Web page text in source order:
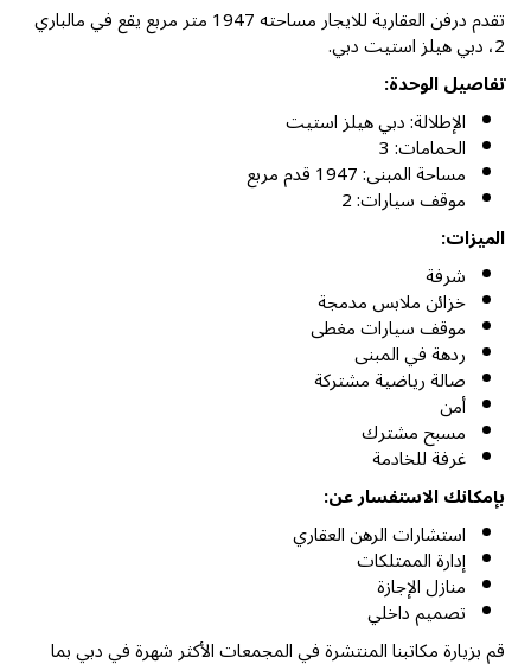
تقدم درفن العقارية للايجار مساحته 1947 متر مربع يقع في مالباري
2، دبي هيلز استيت دبي.
تفاصيل الوحدة:
الإطلالة: دبي هيلز استيت
الحمامات: 3
مساحة المبنى: 1947 قدم مربع
موقف سيارات: 2
الميزات:
شرفة
خزائن ملابس مدمجة
موقف سيارات مغطى
ردهة في المبنى
صالة رياضية مشتركة
أمن
مسبح مشترك
غرفة للخادمة
بإمكانك الاستفسار عن:
استشارات الرهن العقاري
إدارة الممتلكات
منازل الإجازة
تصميم داخلي
قم بزيارة مكاتبنا المنتشرة في المجمعات الأكثر شهرة في دبي بما